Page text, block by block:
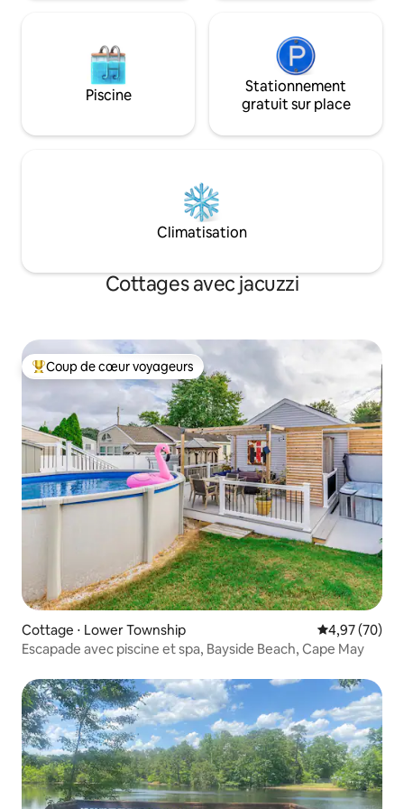
filles
Piscine
Stationnement
gratuit sur place
Climatisation
Cottages avec jacuzzi
Coups de cœur voyageurs les plus appréciés
Coup de cœur voyageurs
Cottage ⋅ Lower Township Évaluation
4,97 (70)
Escapade avec piscine et spa, Bayside Beach, Cape May